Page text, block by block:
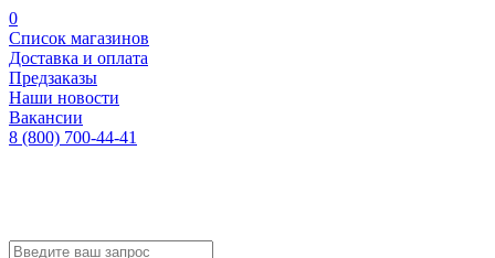
0
Список магазинов
Доставка и оплата
Предзаказы
Наши новости
Вакансии
8 (800) 700-44-41